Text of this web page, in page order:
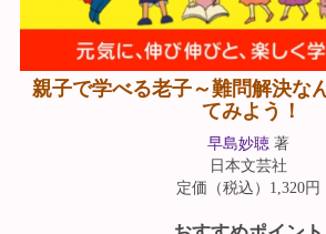
親子で学べる老子～難問解決な
てみよう！
早島妙聴 著
日本文芸社
定価（税込）1,320円